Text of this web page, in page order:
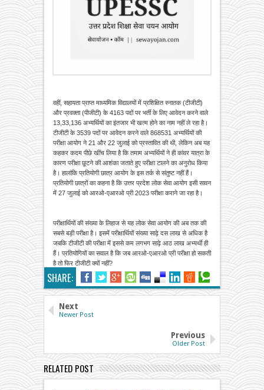
वहीं, सहायता प्राप्त माध्यमिक विद्यालयों में प्रशिक्षित स्नातक (टीजीटी)
और प्रवक्ता (पीजीटी) के 4163 पदों पर भर्ती के लिए आवेदन करने वाले
13,33,136 अभ्यर्थियों का इंतजार भी खत्म होने का नाम नहीं ले रहा है।
टीजीटी के 3539 पदों पर आवेदन करने वाले 868531 अभ्यर्थियों की
परीक्षा आयोग ने 21 और 22 जुलाई को प्रस्तावित की थी, लेकिन अब यह
कहकर कदम पीछे खींच लिया है कि तमाम अभ्यर्थियों ने ही कांवर यात्रा के
कारण परीक्षा छूटने की आशंका जताते हुए परीक्षा टालने का अनुरोध किया
है। हालांकि प्रतियोगी छात्र आयोग के इस तर्क से संतुष्ट नहीं हैं।
प्रतियोगी छात्रों का कहना है कि उत्तर प्रदेश लोक सेवा आयोग इसी सावन
में 27 जुलाई को आरओ-एआरओ प्री 2023 परीक्षा कराने जा रहा है।
परीक्षार्थियों की संख्या के लिहाज से यह लोक सेवा आयोग की अब तक की
सबसे बड़ी परीक्षा है। इसमें परीक्षार्थियों संख्या साढ़े दस लाख से अधिक है
जबकि टीजीटी की परीक्षा में इससे कम लगभग साढ़े आठ लाख अभ्यर्थी ही
हैं। प्रतियोगियों का सवाल है कि जब आरओ-एआरओ प्री परीक्षा हो सकती
है तो फिर टीजीटी क्यों नहीं?
SHARE:
Next
Newer Post
Previous
Older Post
RELATED POST